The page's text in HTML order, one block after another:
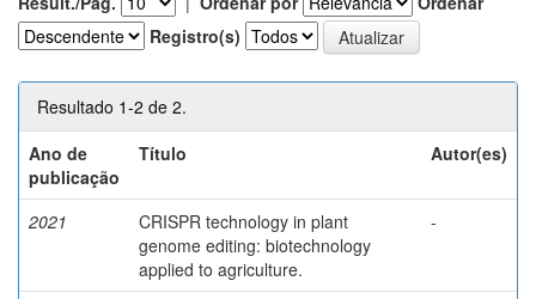
Registro(s)
Resultado 1-2 de 2.
Ano de
publicação
Título Autor(es)
2021
CRISPR technology in plant
genome editing: biotechnology
applied to agriculture.
-